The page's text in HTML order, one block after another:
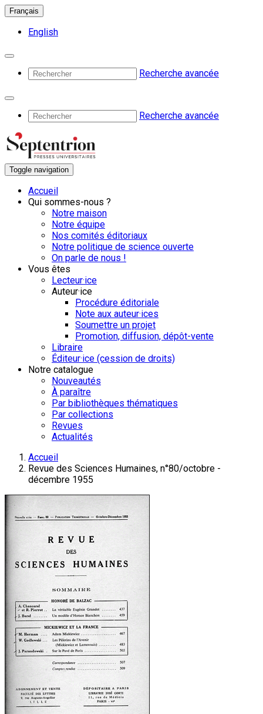
Français
English
Recherche avancée
Recherche avancée
Toggle navigation
Accueil
Qui sommes-nous ?
Notre maison
Notre équipe
Nos comités éditoriaux
Notre politique de science ouverte
On parle de nous !
Vous êtes
Lecteur·ice
Auteur·ice
Procédure éditoriale
Note aux auteur·ices
Soumettre un projet
Promotion, diffusion, dépôt-vente
Libraire
Éditeur·ice (cession de droits)
Notre catalogue
Nouveautés
À paraître
Par bibliothèques thématiques
Par collections
Revues
Actualités
Accueil
Revue des Sciences Humaines, n°80/octobre -
décembre 1955